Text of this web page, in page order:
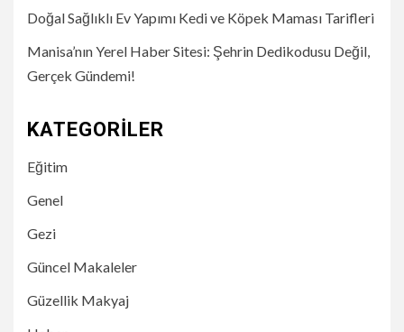
Doğal Sağlıklı Ev Yapımı Kedi ve Köpek Maması Tarifleri
Manisa’nın Yerel Haber Sitesi: Şehrin Dedikodusu Değil,
Gerçek Gündemi!
KATEGORILER
Eğitim
Genel
Gezi
Güncel Makaleler
Güzellik Makyaj